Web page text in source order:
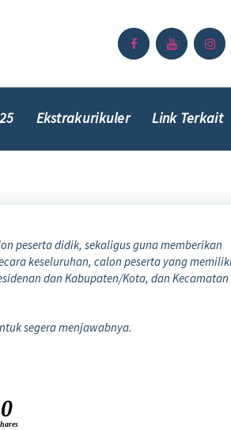
Ekstrakurikuler Link Terkait
peserta didik, sekaligus guna memberikan
keseluruhan, calon peserta yang
dan Kabupaten/Kota, dan Kecamatan
segera menjawabnya.
0